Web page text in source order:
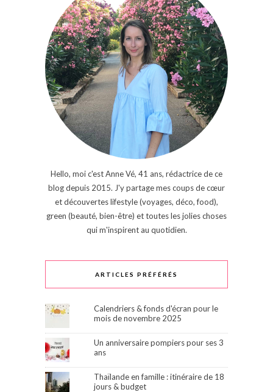
Hello, moi c'est Anne Vé, 41 ans, rédactrice de ce
blog depuis 2015. J'y partage mes coups de cœur
et découvertes lifestyle (voyages, déco, food),
green (beauté, bien-être) et toutes les jolies choses
qui m'inspirent au quotidien.
ARTICLES PRÉFÉRÉS
Calendriers & fonds d'écran pour le
mois de novembre 2025
Un anniversaire pompiers pour ses 3
ans
Thaïlande en famille : itinéraire de 18
jours & budget